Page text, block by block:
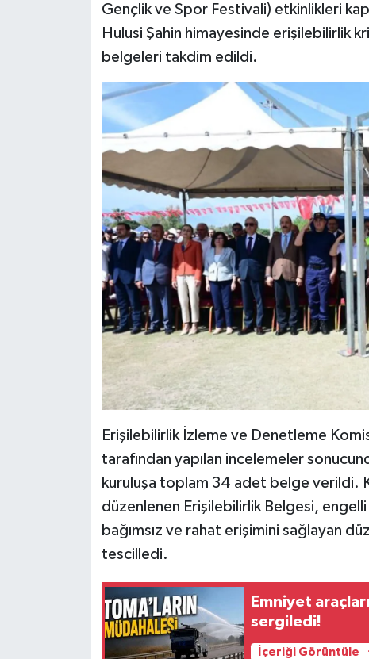
Gençlik ve Spor Festivali) etkinlikleri
Hulusi Şahin himayesinde erişilebilirlik
belgeleri takdim edildi.
Erişilebilirlik İzleme ve Denetleme
tarafından yapılan incelemeler
kuruluşa toplam 34 adet belge verildi.
düzenlenen Erişilebilirlik Belgesi,
bağımsız ve rahat erişimini sağlayan
tescilledi.
Emniyet
sergiledi!
İçeriği Görüntüle